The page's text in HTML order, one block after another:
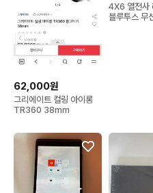
62,000원
그리에이트 컬링 아이롱
TR360 38mm
4X6 열전사
블루투스 무